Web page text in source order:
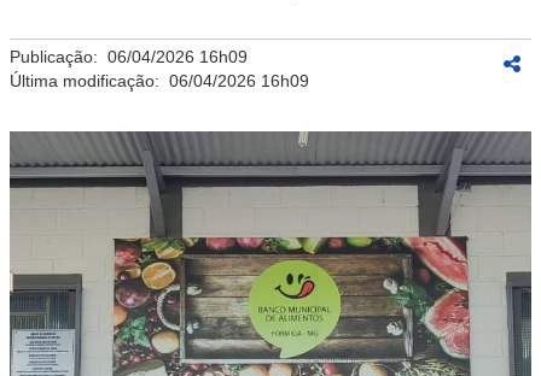
Publicação: 06/04/2026 16h09
Última modificação: 06/04/2026 16h09